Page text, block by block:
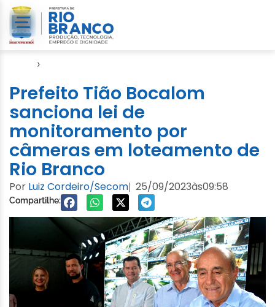
›
Prefeito Tião Bocalom
sanciona lei de
monitoramento por
câmeras em loteamento de
Rio Branco
Por Luiz Cordeiro/Secom| 25/09/2023às09:58
Compartilhe: